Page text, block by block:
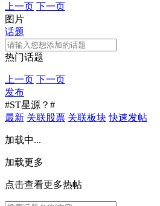
上一页 下一页
图片
话题
热门话题
上一页 下一页
发布
#ST星源？#
最新 关联股票 关联板块 快速发帖
加载中...
加载更多
点击查看更多热帖